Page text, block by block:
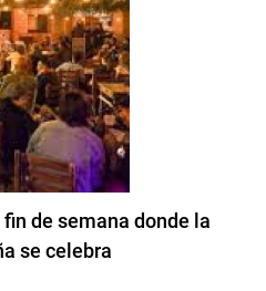
de semana donde la
se celebra